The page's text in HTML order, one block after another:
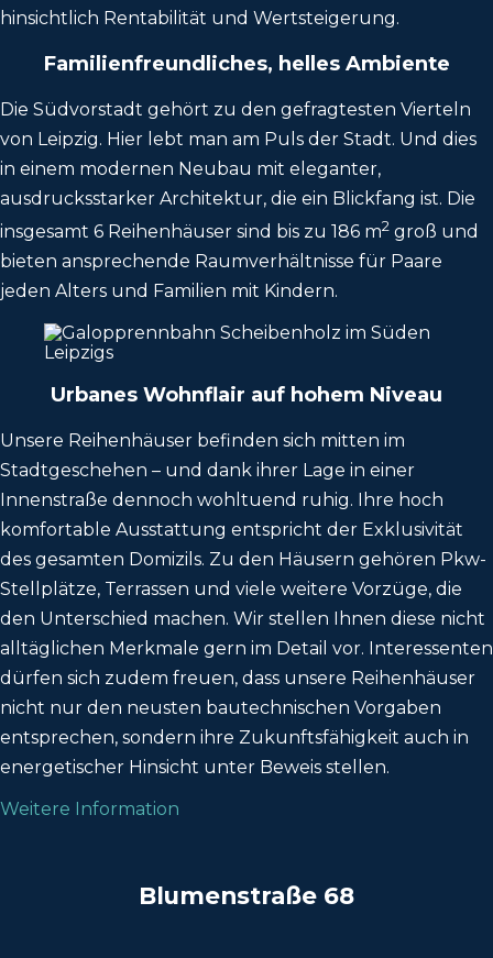
hinsichtlich Rentabilität und Wertsteigerung.
Familienfreundliches, helles Ambiente
Die Südvorstadt gehört zu den gefragtesten Vierteln
von Leipzig. Hier lebt man am Puls der Stadt. Und dies
in einem modernen Neubau mit eleganter,
ausdrucksstarker Architektur, die ein Blickfang ist. Die
insgesamt 6 Reihenhäuser sind bis zu 186 m2 groß und
bieten ansprechende Raumverhältnisse für Paare
jeden Alters und Familien mit Kindern.
Urbanes Wohnflair auf hohem Niveau
Unsere Reihenhäuser befinden sich mitten im
Stadtgeschehen – und dank ihrer Lage in einer
Innenstraße dennoch wohltuend ruhig. Ihre hoch
komfortable Ausstattung entspricht der Exklusivität
des gesamten Domizils. Zu den Häusern gehören Pkw-
Stellplätze, Terrassen und viele weitere Vorzüge, die
den Unterschied machen. Wir stellen Ihnen diese nicht
alltäglichen Merkmale gern im Detail vor. Interessenten
dürfen sich zudem freuen, dass unsere Reihenhäuser
nicht nur den neusten bautechnischen Vorgaben
entsprechen, sondern ihre Zukunftsfähigkeit auch in
energetischer Hinsicht unter Beweis stellen.
Weitere Information
Blumenstraße 68